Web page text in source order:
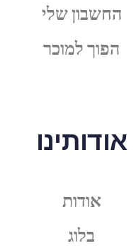
החשבון שלי
הפוך למוכר
אודותינו
אודות
בלוג